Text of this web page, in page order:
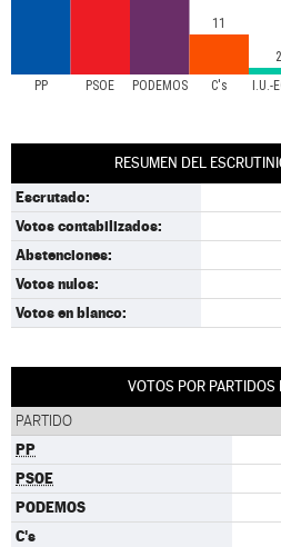
PP PSOE PODEMOS C's I.U.-
11
2
RESUMEN DEL
Escrutado:
Votos contabilizados:
Abstenciones:
Votos nulos:
Votos en blanco:
VOTOS POR PARTIDOS
PARTIDO
PP
PSOE
PODEMOS
C's